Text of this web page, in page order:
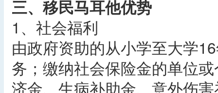
三、移民马耳他优势
1、社会福利
由政府资助的从小学至大学
务；缴纳社会保险金的单位
济金、生病补助金、意外伤